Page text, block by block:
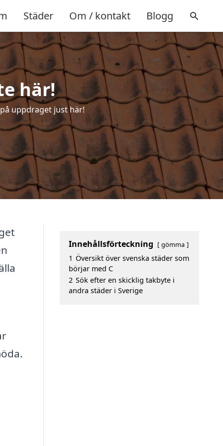
Städer Om / kontakt Blogg
här!
uppdraget just här!
Innehållsförteckning gömma
1 Översikt över svenska städer som
börjar med C
2 Sök efter en skicklig takbyte i
andra städer i Sverige